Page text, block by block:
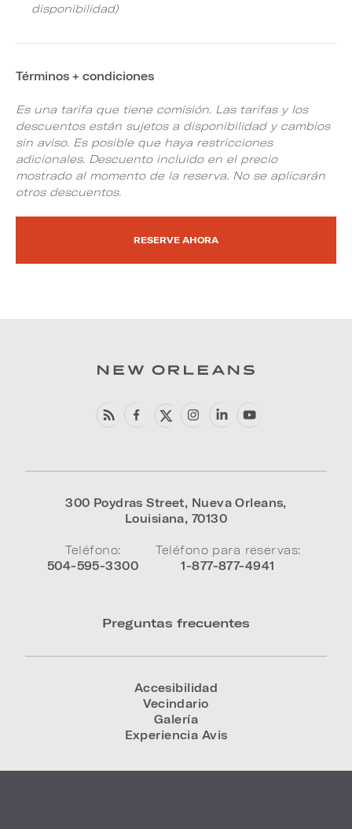
disponibilidad)
Términos + condiciones
Es una tarifa que tiene comisión. Las tarifas y los
descuentos están sujetos a disponibilidad y cambios
sin aviso. Es posible que haya restricciones
adicionales. Descuento incluido en el precio
mostrado al momento de la reserva. No se aplicarán
otros descuentos.
RESERVE AHORA
300 Poydras Street, Nueva Orleans,
Louisiana, 70130
Teléfono:
504-595-3300
Teléfono para reservas:
1-877-877-4941
Preguntas frecuentes
Accesibilidad
Vecindario
Galería
Experiencia Avis